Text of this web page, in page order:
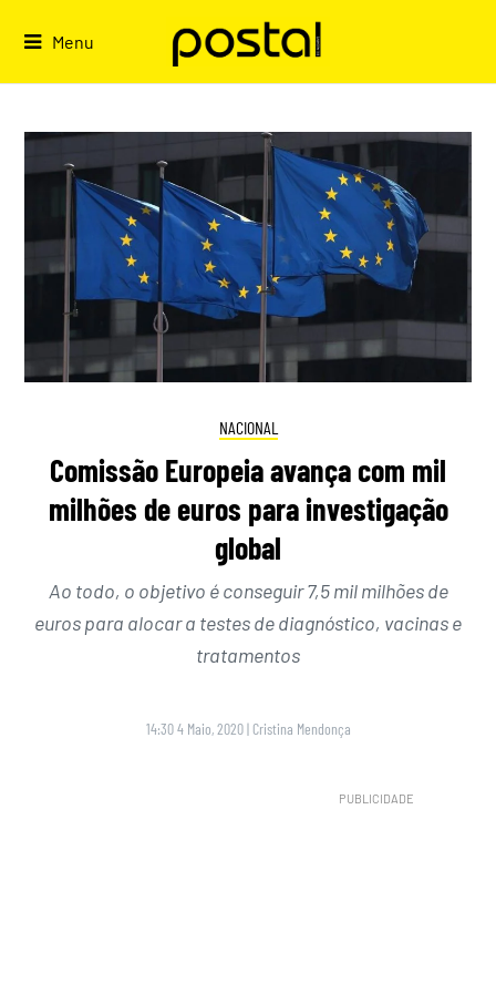
Menu
NACIONAL
Comissão Europeia avança com mil
milhões de euros para investigação
global
Ao todo, o objetivo é conseguir 7,5 mil milhões de
euros para alocar a testes de diagnóstico, vacinas e
tratamentos
14:30 4 Maio, 2020 | Cristina Mendonça